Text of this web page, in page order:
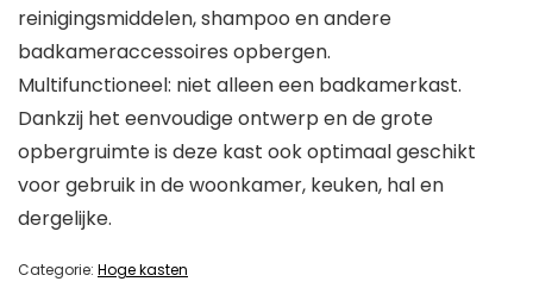
reinigingsmiddelen, shampoo en andere
badkameraccessoires opbergen.
Multifunctioneel: niet alleen een badkamerkast.
Dankzij het eenvoudige ontwerp en de grote
opbergruimte is deze kast ook optimaal geschikt
voor gebruik in de woonkamer, keuken, hal en
dergelijke.
Categorie: Hoge kasten